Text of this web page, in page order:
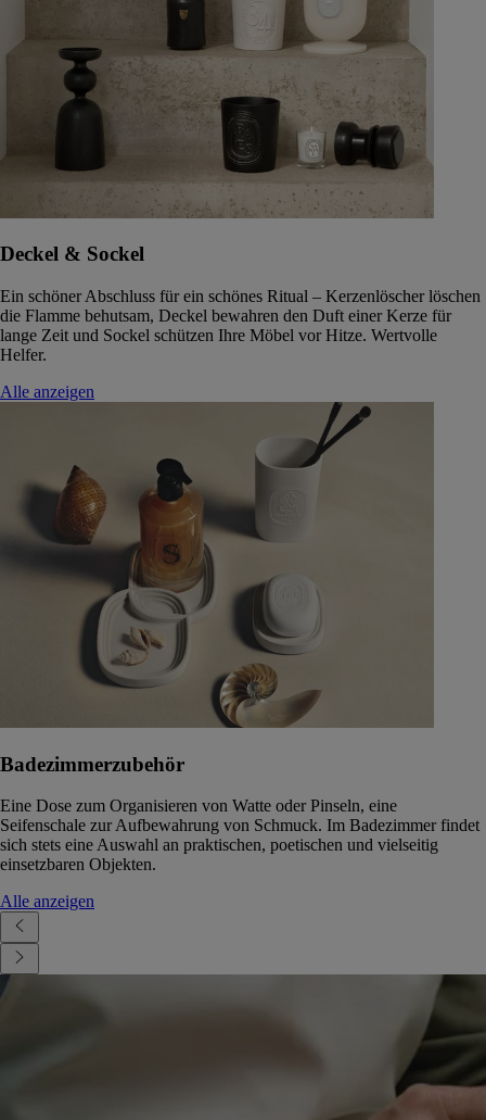
Deckel & Sockel
Ein schöner Abschluss für ein schönes Ritual – Kerzenlöscher löschen
die Flamme behutsam, Deckel bewahren den Duft einer Kerze für
lange Zeit und Sockel schützen Ihre Möbel vor Hitze. Wertvolle
Helfer.
Alle anzeigen
Badezimmerzubehör
Eine Dose zum Organisieren von Watte oder Pinseln, eine
Seifenschale zur Aufbewahrung von Schmuck. Im Badezimmer findet
sich stets eine Auswahl an praktischen, poetischen und vielseitig
einsetzbaren Objekten.
Alle anzeigen